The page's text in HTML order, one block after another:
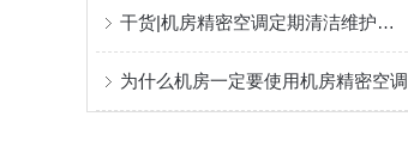
干货|机房精密空调定期清洁维护与保养的重要性!!!
为什么机房一定要使用机房精密空调